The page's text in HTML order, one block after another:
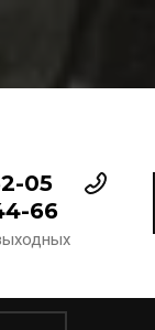
05
66